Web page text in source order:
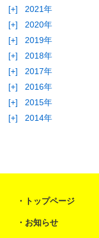
[+]
2021年
[+]
2020年
[+]
2019年
[+]
2018年
[+]
2017年
[+]
2016年
[+]
2015年
[+]
2014年
トップページ
お知らせ